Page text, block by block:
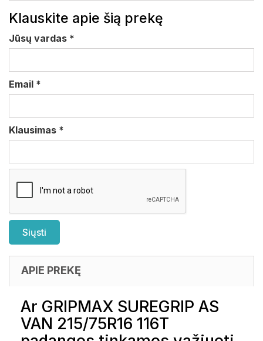
Klauskite apie šią prekę
Jūsų vardas *
Email *
Klausimas *
APIE PREKĘ
Ar GRIPMAX SUREGRIP AS
VAN 215/75R16 116T